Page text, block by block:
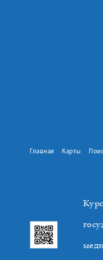
Главная Карты